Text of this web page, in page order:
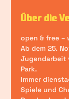
Über die
open & free –
Ab dem 25.
Jugendarbeit
Park.
Immer
Spiele und